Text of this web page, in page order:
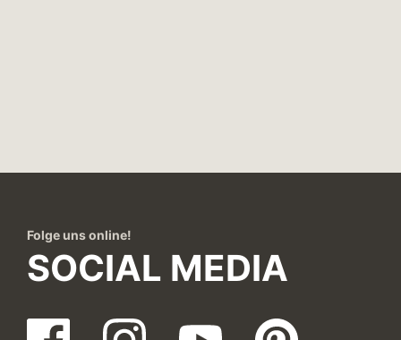
Folge uns online!
SOCIAL MEDIA